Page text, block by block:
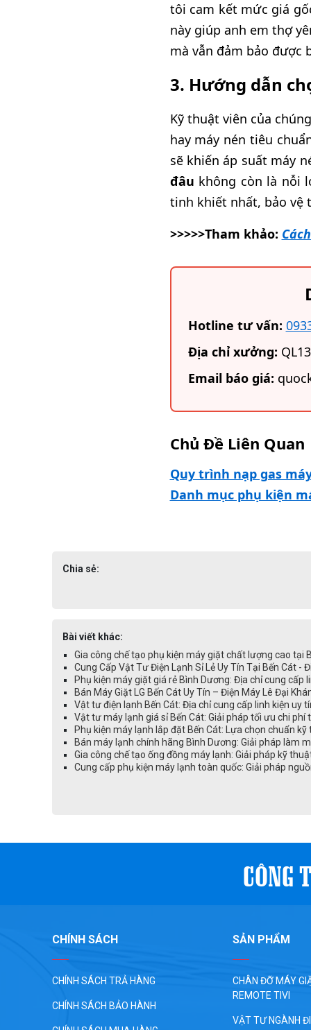
tôi cam kết mức giá
này giúp anh em thợ
mà vẫn đảm bảo được
3. Hướng dẫn
Kỹ thuật viên của
hay máy nén tiêu
sẽ khiến áp suất máy
đâu không còn là nỗi
tinh khiết nhất, bảo vệ
>>>>>Tham khảo:
Hotline tư vấn:
Địa chỉ xưởng:
Email báo giá:
Chủ Đề Liên Quan
Quy trình nạp gas
Danh mục phụ kiện
Chia sẻ:
Bài viết khác:
Gia công chế tạo phụ kiện máy giặt chất lượng cao tại
Cung Cấp Vật Tư Điện Lạnh Sỉ Lẻ Uy Tín Tại Bến Cát
Phụ kiện máy giặt giá rẻ Bình Dương: Địa chỉ cung
Bán Máy Giặt LG Bến Cát Uy Tín – Điện Máy Lê Đại
Vật tư điện lạnh Bến Cát: Địa chỉ cung cấp linh kiện uy
Vật tư máy lạnh giá sỉ Bến Cát: Giải pháp tối ưu chi
Phụ kiện máy lạnh lắp đặt Bến Cát: Lựa chọn chuẩn
Bán máy lạnh chính hãng Bình Dương: Giải pháp làm
Gia công chế tạo ống đồng máy lạnh: Giải pháp kỹ
Cung cấp phụ kiện máy lạnh toàn quốc: Giải pháp
CÔNG
CHÍNH SÁCH
CHÍNH SÁCH TRẢ HÀNG
CHÍNH SÁCH BẢO HÀNH
SẢN PHẨM
CHÂN ĐỠ MÁY
REMOTE TIVI
VẬT TƯ NGÀNH